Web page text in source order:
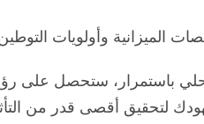
وأولويات التوطين
باستمرار، ستحصل على
لتحقيق أقصى قدر من